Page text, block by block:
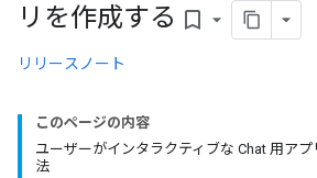
リを作成する bookmark_border
リリースノート
このページの内容
ユーザーがインタラクティブな Chat 用ア
法